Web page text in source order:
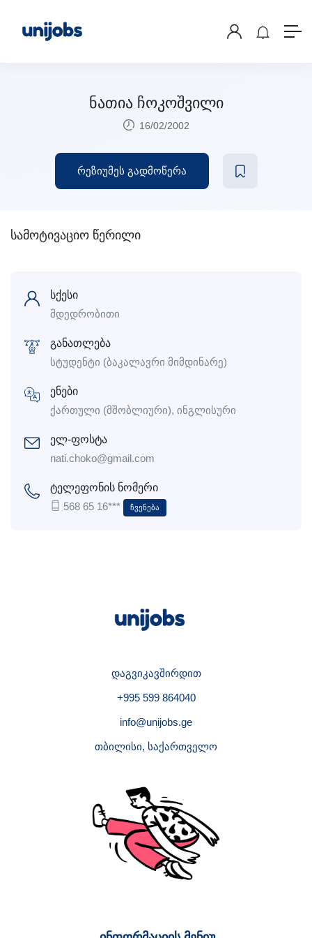
ნათია ჩოკოშვილი
16/02/2002
რეზიუმეს გადმოწერა
სამოტივაციო წერილი
სქესი
მდედრობითი
განათლება
სტუდენტი (ბაკალავრი მიმდინარე)
ენები
ქართული (მშობლიური), ინგლისური
ელ-ფოსტა
nati.choko@gmail.com
ტელეფონის ნომერი
568 65 16***
Ჩვენება
დაგვიკავშირდით
+995 599 864040
info@unijobs.ge
თბილისი, საქართველო